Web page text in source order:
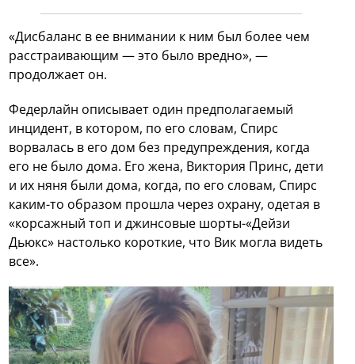
«Дисбаланс в ее внимании к ним был более чем
расстраивающим — это было вредно», —
продолжает он.
Федерлайн описывает один предполагаемый
инцидент, в котором, по его словам, Спирс
ворвалась в его дом без предупреждения, когда
его не было дома. Его жена, Виктория Принс, дети
и их няня были дома, когда, по его словам, Спирс
каким-то образом прошла через охрану, одетая в
«корсажный топ и джинсовые шорты-«Дейзи
Дьюкс» настолько короткие, что Вик могла видеть
все».